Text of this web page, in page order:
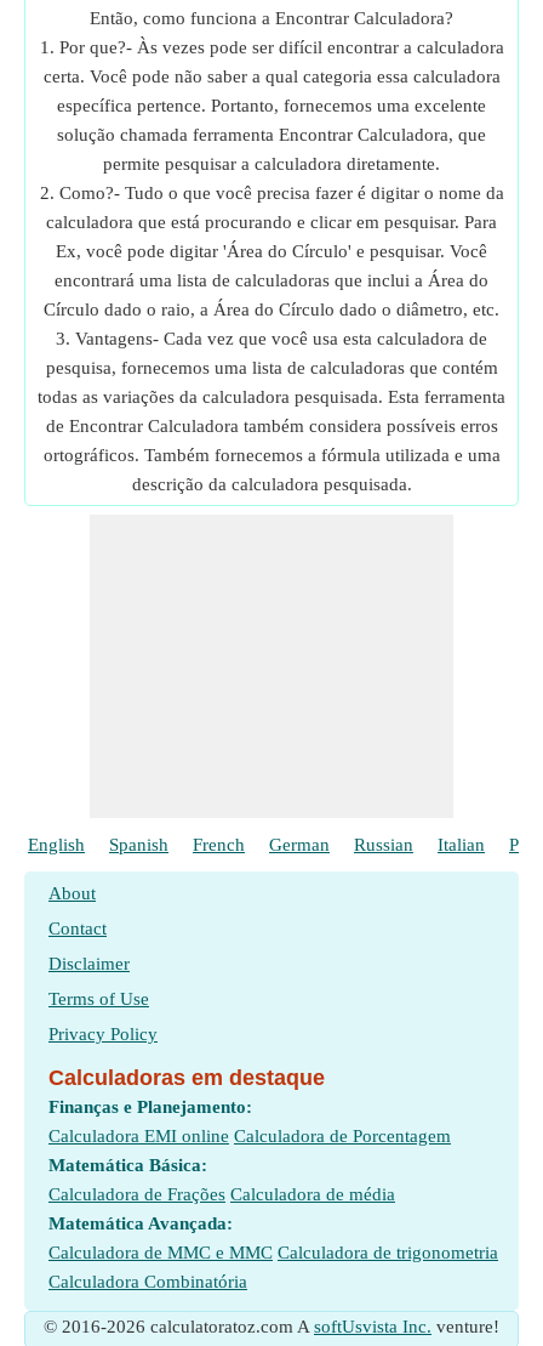
Então, como funciona a Encontrar Calculadora?
1. Por que?- Às vezes pode ser difícil encontrar a calculadora
certa. Você pode não saber a qual categoria essa calculadora
específica pertence. Portanto, fornecemos uma excelente
solução chamada ferramenta Encontrar Calculadora, que
permite pesquisar a calculadora diretamente.
2. Como?- Tudo o que você precisa fazer é digitar o nome da
calculadora que está procurando e clicar em pesquisar. Para
Ex, você pode digitar 'Área do Círculo' e pesquisar. Você
encontrará uma lista de calculadoras que inclui a Área do
Círculo dado o raio, a Área do Círculo dado o diâmetro, etc.
3. Vantagens- Cada vez que você usa esta calculadora de
pesquisa, fornecemos uma lista de calculadoras que contém
todas as variações da calculadora pesquisada. Esta ferramenta
de Encontrar Calculadora também considera possíveis erros
ortográficos. Também fornecemos a fórmula utilizada e uma
descrição da calculadora pesquisada.
English Spanish French German Russian Italian
About
Contact
Disclaimer
Terms of Use
Privacy Policy
Calculadoras em destaque
Finanças e Planejamento:
Calculadora EMI online Calculadora de Porcentagem
Matemática Básica:
Calculadora de Frações Calculadora de média
Matemática Avançada:
Calculadora de MMC e MMC Calculadora de trigonometria
Calculadora Combinatória
© 2016-2026 calculatoratoz.com A softUsvista Inc. venture!